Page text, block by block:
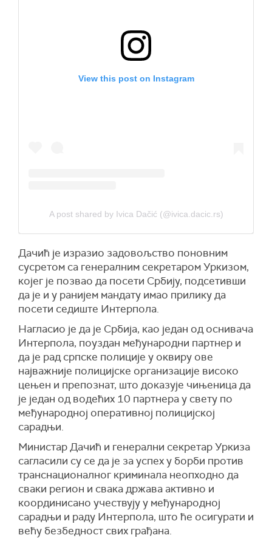
View this post on Instagram
A post shared by Ivica Dačić (@ivica.dacic.rs)
Дачић је изразио задовољство поновним
сусретом са генералним секретаром Уркизом,
којег је позвао да посети Србију, подсетивши
да је и у ранијем мандату имао прилику да
посети седиште Интерпола.
Нагласио је да је Србија, као један од оснивача
Интерпола, поуздан међународни партнер и
да је рад српске полиције у оквиру ове
најважније полицијске организације високо
цењен и препознат, што доказује чињеница да
је један од водећих 10 партнера у свету по
међународној оперативној полицијској
сарадњи.
Министар Дачић и генерални секретар Уркиза
сагласили су се да је за успех у борби против
транснационалног криминала неопходно да
сваки регион и свака држава активно и
координисано учествују у међународној
сарадњи и раду Интерпола, што ће осигурати и
већу безбедност свих грађана.